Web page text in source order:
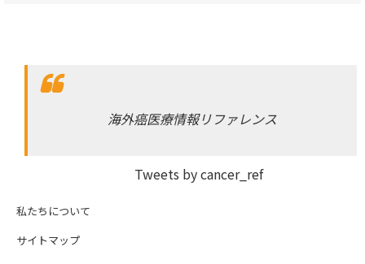
海外癌医療情報リファレンス
Tweets by cancer_ref
私たちについて
サイトマップ